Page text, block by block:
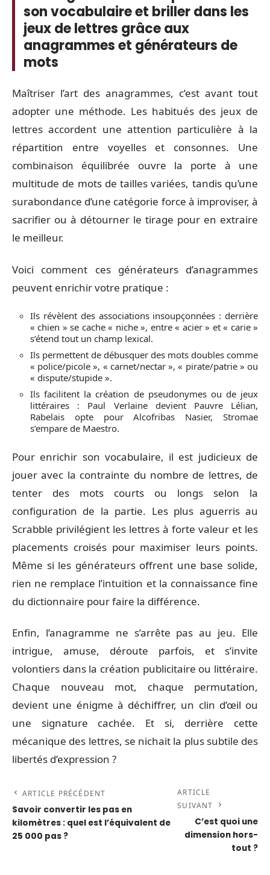
son vocabulaire et briller dans les
jeux de lettres grâce aux
anagrammes et générateurs de
mots
Maîtriser l’art des anagrammes, c’est avant tout
adopter une méthode. Les habitués des jeux de
lettres accordent une attention particulière à la
répartition entre voyelles et consonnes. Une
combinaison équilibrée ouvre la porte à une
multitude de mots de tailles variées, tandis qu’une
surabondance d’une catégorie force à improviser, à
sacrifier ou à détourner le tirage pour en extraire
le meilleur.
Voici comment ces générateurs d’anagrammes
peuvent enrichir votre pratique :
Ils révèlent des associations insoupçonnées : derrière
« chien » se cache « niche », entre « acier » et « carie »
s’étend tout un champ lexical.
Ils permettent de débusquer des mots doubles comme
« police/picole », « carnet/nectar », « pirate/patrie » ou
« dispute/stupide ».
Ils facilitent la création de pseudonymes ou de jeux
littéraires : Paul Verlaine devient Pauvre Lélian,
Rabelais opte pour Alcofribas Nasier, Stromae
s’empare de Maestro.
Pour enrichir son vocabulaire, il est judicieux de
jouer avec la contrainte du nombre de lettres, de
tenter des mots courts ou longs selon la
configuration de la partie. Les plus aguerris au
Scrabble privilégient les lettres à forte valeur et les
placements croisés pour maximiser leurs points.
Même si les générateurs offrent une base solide,
rien ne remplace l’intuition et la connaissance fine
du dictionnaire pour faire la différence.
Enfin, l’anagramme ne s’arrête pas au jeu. Elle
intrigue, amuse, déroute parfois, et s’invite
volontiers dans la création publicitaire ou littéraire.
Chaque nouveau mot, chaque permutation,
devient une énigme à déchiffrer, un clin d’œil ou
une signature cachée. Et si, derrière cette
mécanique des lettres, se nichait la plus subtile des
libertés d’expression ?
ARTICLE PRÉCÉDENT
Savoir convertir les pas en
kilomètres : quel est l’équivalent de
25 000 pas ?
ARTICLE
SUIVANT
C’est quoi une
dimension hors-
tout ?